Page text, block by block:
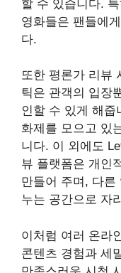
할 수 있습니다.
영화들은 팬들에
다.
또한 평론가 리뷰
틱은 관객의 입장
인할 수 있게 해줍
화제를 모으고 있
니다. 이 외에도
뷰 플랫폼은 개인
만들어 주며, 다른
누는 공간으로 자
이처럼 여러 온라
콘텐츠 경험과 세